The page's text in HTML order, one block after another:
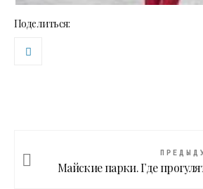
Поделиться:
Майские парки. Где